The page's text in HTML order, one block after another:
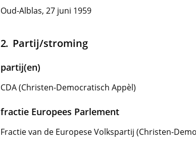
Oud-Alblas, 27 juni 1959
Partij/stroming
partij(en)
CDA (Christen-Democratisch Appèl)
fractie Europees Parlement
Fractie van de Europese Volkspartij (Christen-